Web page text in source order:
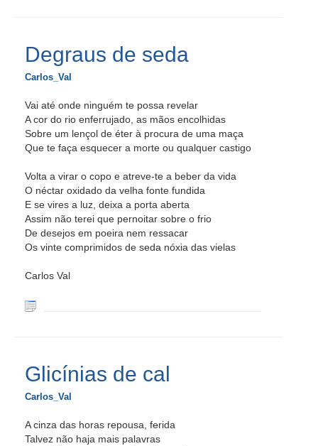
Degraus de seda
Carlos_Val
Vai até onde ninguém te possa revelar
A cor do rio enferrujado, as mãos encolhidas
Sobre um lençol de éter à procura de uma maça
Que te faça esquecer a morte ou qualquer castigo
Volta a virar o copo e atreve-te a beber da vida
O néctar oxidado da velha fonte fundida
E se vires a luz, deixa a porta aberta
Assim não terei que pernoitar sobre o frio
De desejos em poeira nem ressacar
Os vinte comprimidos de seda nóxia das vielas
Carlos Val
Glicínias de cal
Carlos_Val
A cinza das horas repousa, ferida
Talvez não haja mais palavras